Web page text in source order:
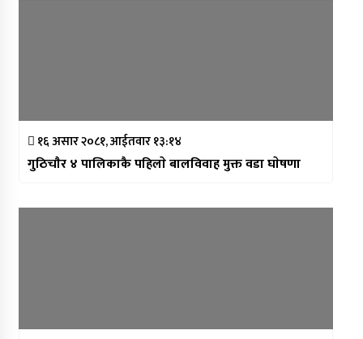
१६ असार २०८१, आईतवार १३:१४
गुठिचाैर ४ पालिकाकै पहिलाे बालविवाह मुक्त वडा घाेषणा